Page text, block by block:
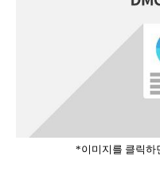
*이미지를 클릭하